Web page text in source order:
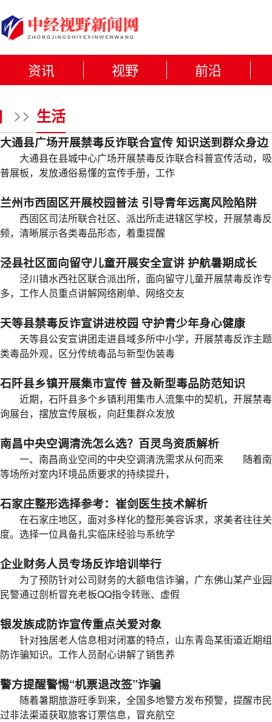
资讯 视野 前沿
>> 生活
大通县广场开展禁毒反诈联合宣传 知识送到群众身边
大通县在县城中心广场开展禁毒反诈联合科普宣传活动，
普展板，发放通俗易懂的宣传手册，工作
兰州市西固区开展校园普法 引导青年远离风险陷阱
西固区司法所联合社区、派出所走进辖区学校，开展禁毒
频，清晰展示各类毒品形态，着重提醒
泾县社区面向留守儿童开展安全宣讲 护航暑期成长
泾川镇水西社区联合派出所，面向留守儿童开展禁毒反诈
多，工作人员重点讲解网络刷单、网络交友
天等县禁毒反诈宣讲进校园 守护青少年身心健康
天等县公安宣讲团走进县域多所中小学，开展禁毒反诈主
类毒品外观，区分传统毒品与新型伪装毒
石阡县乡镇开展集市宣传 普及新型毒品防范知识
近期，石阡县多个乡镇利用集市人流集中的契机，开展禁
询展台，摆放宣传展板，向赶集群众发放
南昌中央空调清洗怎么选？百灵鸟资质解析
一、南昌商业空间的中央空调清洗需求从何而来 随着南
等场所对室内环境品质要求的持续提升，
石家庄整形选择参考：崔剑医生技术解析
在石家庄地区，面对多样化的整形美容诉求，求美者往往
度。选择一位具备扎实临床经验与系统学
企业财务人员专场反诈培训举行
为了预防针对公司财务的大额电信诈骗，广东佛山某产业
民警通过剖析冒充老板QQ指令转账、虚假
银发族成防诈宣传重点关爱对象
针对独居老人信息相对闭塞的特点，山东青岛某街道近期
防诈骗知识。工作人员耐心讲解了销售养
警方提醒警惕“机票退改签”诈骗
随着暑期旅游旺季到来，全国多地警方发布预警，提醒市
过非法渠道获取旅客订票信息，冒充航空